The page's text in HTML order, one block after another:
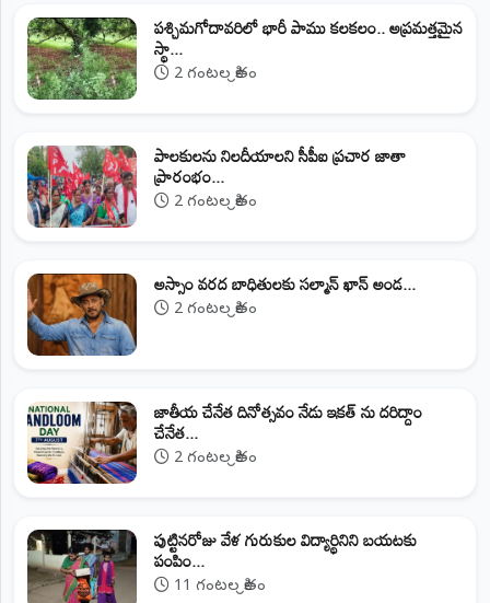
పశ్చిమగోదావరిలో భారీ పాము కలకలం.. అప్రమత్తమైన
స్థా...
2 గంటల క్రితం
పాలకులను నిలదీయాలని సీపీఐ ప్రచార జాతా
ప్రారంభం...
2 గంటల క్రితం
అస్సాం వరద బాధితులకు సల్మాన్ ఖాన్ అండ...
2 గంటల క్రితం
జాతీయ చేనేత దినోత్సవం నేడు ఇకత్ ను దరిద్దాం
చేనేత...
2 గంటల క్రితం
పుట్టినరోజు వేళ గురుకుల విద్యార్థినిని బయటకు
పంపిం...
11 గంటల క్రితం